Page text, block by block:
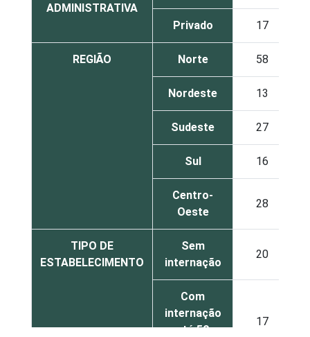
ADMINISTRATIVA
Privado 17
REGIÃO Norte 58
Nordeste 13
Sudeste 27
Sul 16
Centro-
Oeste
28
TIPO DE
ESTABELECIMENTO
Sem
internação
20
Com
internação
até 50
17